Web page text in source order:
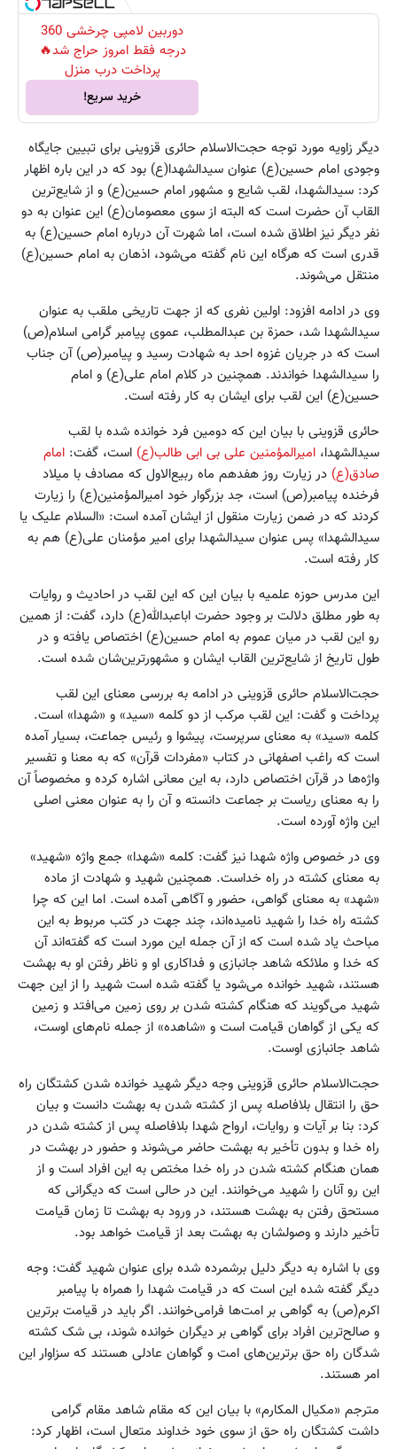
دوربین لامپی چرخشی 360
درجه فقط امروز حراج شد🔥
پرداخت درب منزل
خرید سریع!
دیگر زاویه مورد توجه حجت‌الاسلام حائری قزوینی برای تبیین جایگاه
وجودی امام حسین(ع) عنوان سیدالشهدا(ع) بود که در این باره اظهار
کرد: سید‌الشهدا، لقب شایع و مشهور امام حسین(ع) و از شایع‌ترین
القاب آن حضرت است که البته از سوی معصومان(ع) این عنوان به دو
نفر دیگر نیز اطلاق شده است، اما شهرت آن درباره امام حسین(ع) به
قدری است که هرگاه این نام گفته می‌شود، اذهان به امام حسین(ع)
منتقل می‌شوند.
وی در ادامه افزود: اولین نفری که از جهت تاریخی ملقب به عنوان
سیدالشهدا شد، حمزة بن عبدالمطلب، عموی پیامبر گرامی اسلام(ص)
است که در جریان غزوه احد به شهادت رسید و پیامبر(ص) آن جناب
را سیدالشهدا خواندند. همچنین در کلام امام علی(ع) و امام
حسین(ع) این لقب برای ایشان به کار رفته است.
حائری قزوینی با بیان این که دومین فرد خوانده شده با لقب
سیدالشهدا، امیرالمؤمنین علی بی ابی طالب(ع) است، گفت: امام
صادق(ع) در زیارت روز هفدهم ماه ربیع‌الاول که مصادف با میلاد
فرخنده پیامبر(ص) است، جد بزرگوار خود امیرالمؤمنین(ع) را زیارت
کردند که در ضمن زیارت منقول از ایشان آمده است: «السلام علیک یا
سیدالشهدا» پس عنوان سیدالشهدا برای امیر مؤمنان علی(ع) هم به
کار رفته است.
این مدرس حوزه علمیه با بیان این که این لقب در احادیث و روایات
به طور مطلق دلالت بر وجود حضرت اباعبدالله(ع) دارد، گفت: از همین
رو این لقب در میان عموم به امام حسین(ع) اختصاص یافته و در
طول تاریخ از شایع‌ترین القاب ایشان و مشهورترین‌شان شده است.
حجت‌الاسلام حائری قزوینی در ادامه به بررسی معنای این لقب
پرداخت و گفت: این لقب مرکب از دو کلمه «سید» و «شهدا» است.
کلمه «سید» به معنای سرپرست، پیشوا و رئیس جماعت، بسیار آمده
است که راغب اصفهانی در کتاب «مفردات قرآن» که به معنا و تفسیر
واژه‌ها در قرآن اختصاص دارد، به این معانی اشاره کرده و مخصوصاً آن
را به معنای ریاست بر جماعت دانسته و آن را به عنوان معنی اصلی
این واژه آورده است.
وی در خصوص واژه شهدا نیز گفت: کلمه «شهدا» جمع واژه «شهید»
به معنای کشته در راه خداست. همچنین شهید و شهادت از ماده
«شهد» به معنای گواهی، حضور و آگاهی آمده است. اما این که چرا
کشته راه خدا را شهید نامیده‌اند، چند جهت در کتب مربوط به این
مباحث یاد شده است که از آن جمله این مورد است که گفته‌اند آن
که خدا و ملائکه شاهد جانبازی و فداکاری او و ناظر رفتن او به بهشت
هستند، شهید خوانده می‌شود یا گفته شده است شهید را از این جهت
شهید می‌گویند که هنگام کشته شدن بر روی زمین می‌افتد و زمین
که یکی از گواهان قیامت است و «شاهده» از جمله نام‌های اوست،
شاهد جانبازی اوست.
حجت‌الاسلام حائری قزوینی وجه دیگر شهید خوانده شدن کشتگان راه
حق را انتقال بلافاصله پس از کشته شدن به بهشت دانست و بیان
کرد: بنا بر آیات و روایات، ارواح شهدا بلافاصله پس از کشته شدن در
راه خدا و بدون تأخیر به بهشت حاضر می‌شوند و حضور در بهشت در
همان هنگام کشته شدن در راه خدا مختص به این افراد است و از
این رو آنا‌ن را شهید ‌می‌خوانند. این در حالی است که دیگرانی که
مستحق رفتن به بهشت هستند، در ورود به بهشت تا زمان قیامت
تأخیر دارند و وصولشان به بهشت بعد از قیامت خواهد بود.
وی با اشاره به دیگر دلیل برشمرده شده برای عنوان شهید گفت: وجه
دیگر گفته شده این است که در قیامت شهدا را همراه با پیامبر
اکرم(ص) به گواهی بر امت‌ها فرامی‌خوانند. اگر باید در قیامت برترین
و صالح‌ترین افراد برای گواهی بر دیگران خوانده شوند، بی شک کشته
شدگان راه حق برترین‌های امت و گواهان عادلی هستند که سزاوار این
امر هستند.
مترجم «مکیال المکارم» با بیان این که مقام شاهد مقام گرامی
داشت کشتگان راه حق از سوی خود خداوند متعال است، اظهار کرد: